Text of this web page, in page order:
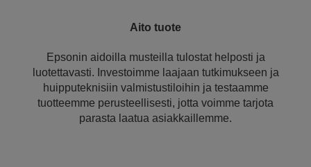
Aito tuote
Epsonin aidoilla musteilla tulostat helposti ja
luotettavasti. Investoimme laajaan tutkimukseen ja
huipputeknisiin valmistustiloihin ja testaamme
tuotteemme perusteellisesti, jotta voimme tarjota
parasta laatua asiakkaillemme.